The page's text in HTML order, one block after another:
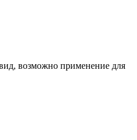
возможно применение для